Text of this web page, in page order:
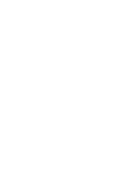
Einsicht in seine
vereinbaren oder
die der
die auf dem
messen kann. Das
ändern. wenn wir
werden keine
dieses
des